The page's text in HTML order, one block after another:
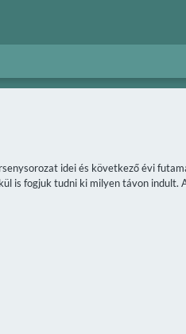
idei és következő évi
is fogjuk tudni ki milyen távon indult.